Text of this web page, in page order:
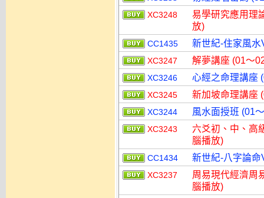
XC3248
易學研究應用理
放)
CC1435 新世紀-住家風水
XC3247 解夢講座 (01～
XC3246 心經之命理講座
XC3245 新加坡命理講座
XC3244 風水面授班 (01
XC3243
六爻初、中、高
腦播放)
CC1434 新世紀-八字論命
XC3237
周易現代經濟周
腦播放)